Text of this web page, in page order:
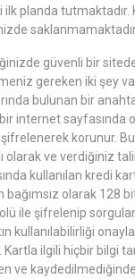
planda tutmaktadır.
güvenli bir
gereken iki şey
bulunan bir
internet sayfasında
korunur. Bu
olarak ve verdiğiniz
kullanılan kredi
bağımsız olarak 128
ile şifrelenip
kullanılabilirliği
Kartla ilgili hiçbir bilgi
ve